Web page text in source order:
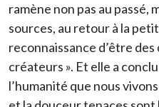
ramène non pas au passé,
sources, au retour à la
reconnaissance d’être
créateurs ». Et elle a
l’humanité que nous